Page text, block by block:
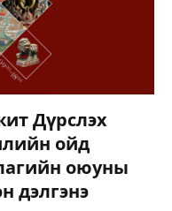
Дүрслэх
ойд
оюуны
дэлгэнэ